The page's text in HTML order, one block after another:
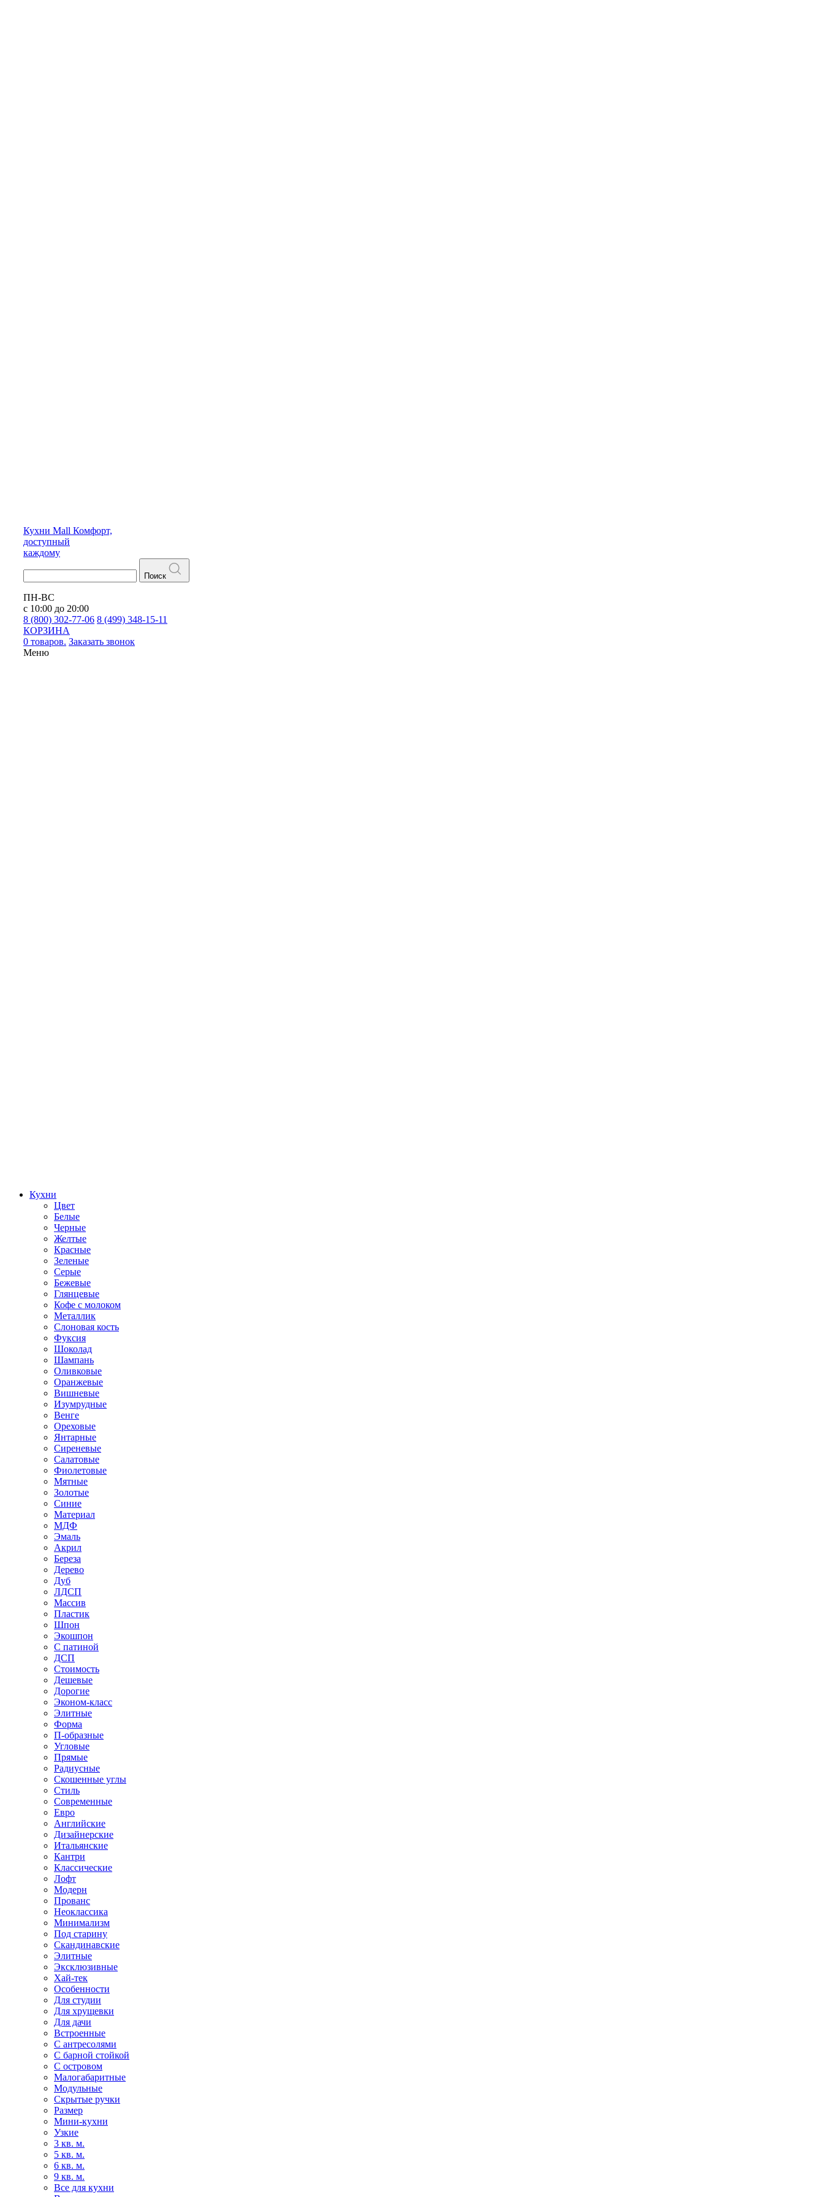
Кухни Mall Комфорт,
доступный
каждому
Поиск
ПН-ВС
с 10:00 до 20:00
8 (800) 302-77-06 8 (499) 348-15-11
КОРЗИНА
0 товаров. Заказать звонок
Меню
Кухни
Цвет
Белые
Черные
Желтые
Красные
Зеленые
Серые
Бежевые
Глянцевые
Кофе с молоком
Металлик
Слоновая кость
Фуксия
Шоколад
Шампань
Оливковые
Оранжевые
Вишневые
Изумрудные
Венге
Ореховые
Янтарные
Сиреневые
Салатовые
Фиолетовые
Мятные
Золотые
Синие
Материал
МДФ
Эмаль
Акрил
Береза
Дерево
Дуб
ЛДСП
Массив
Пластик
Шпон
Экошпон
С патиной
ДСП
Стоимость
Дешевые
Дорогие
Эконом-класс
Элитные
Форма
П-образные
Угловые
Прямые
Радиусные
Скошенные углы
Стиль
Современные
Евро
Английские
Дизайнерские
Итальянские
Кантри
Классические
Лофт
Модерн
Прованс
Неоклассика
Минимализм
Под старину
Скандинавские
Элитные
Эксклюзивные
Хай-тек
Особенности
Для студии
Для хрущевки
Для дачи
Встроенные
С антресолями
С барной стойкой
С островом
Малогабаритные
Модульные
Скрытые ручки
Размер
Мини-кухни
Узкие
3 кв. м.
5 кв. м.
6 кв. м.
9 кв. м.
Все для кухни